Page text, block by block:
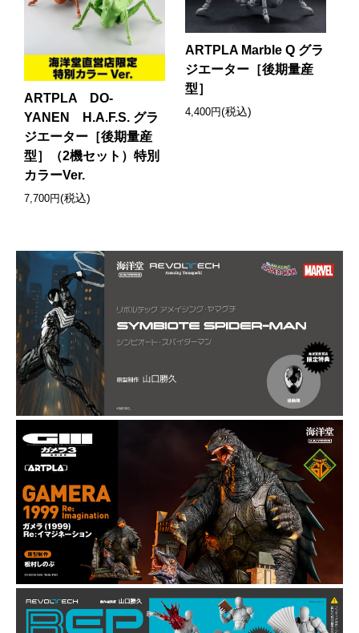
ARTPLA DO-
YANEN H.A.F.S. グラ
ジエーター［後期量産
型］（2機セット）特別
カラーVer.
7,700円(税込)
ARTPLA Marble Q グラ
ジエーター［後期量産
型］
4,400円(税込)